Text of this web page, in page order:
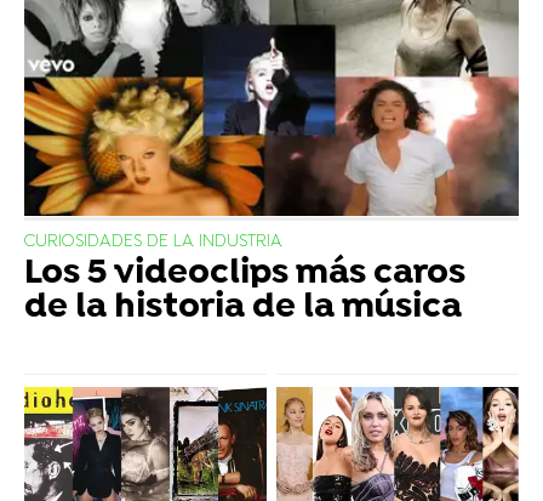
CURIOSIDADES DE LA INDUSTRIA
Los 5 videoclips más caros
de la historia de la música